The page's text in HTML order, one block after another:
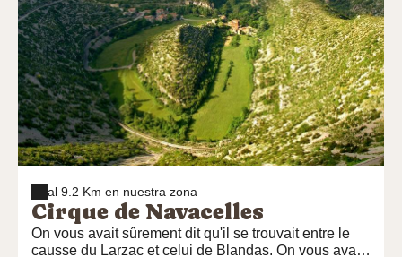
al 9.2 Km en nuestra zona
Cirque de Navacelles
On vous avait sûrement dit qu'il se trouvait entre le
causse du Larzac et celui de Blandas. On vous avait